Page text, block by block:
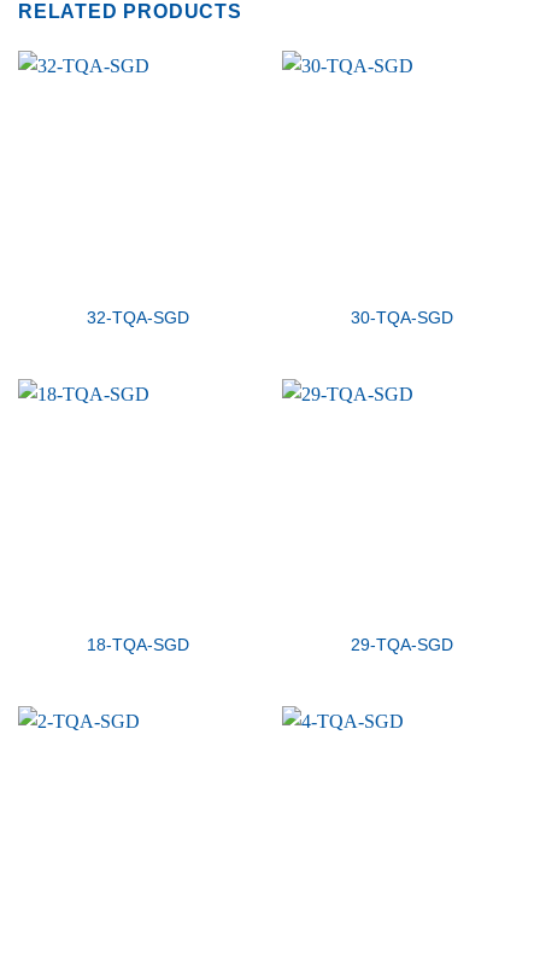
RELATED PRODUCTS
32-TQA-SGD 30-TQA-SGD
18-TQA-SGD 29-TQA-SGD